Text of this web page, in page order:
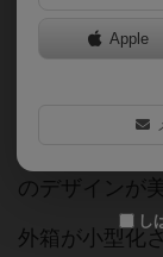
ご存知ライナ
通常版の他、
世版も所有し
のデザインが
外箱が小型化
Apple
し